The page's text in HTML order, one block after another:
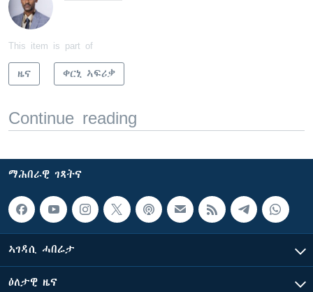
This item is part of
ዜና ቀርኒ ኣፍሪቃ
Continue reading
ማሕበራዊ ገጻትና
ኣገዳሲ ሓበሬታ
ዕለታዊ ዜና